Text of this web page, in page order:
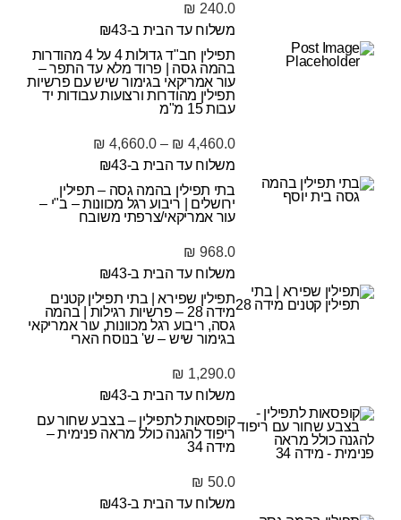
240.0
₪
משלוח עד הבית ב-₪43
תפילין חב"ד גדולות 4 על 4 מהודרות
בהמה גסה | פרוד מלא עד התפר –
עור אמריקאי בגימור שיש עם פרשיות
תפילין מהודרות ורצועות עבודות יד
עבות 15 מ"מ
4,460.0
₪
–
4,660.0
₪
משלוח עד הבית ב-₪43
בתי תפילין בהמה גסה – תפילין
ירושלים | ריבוע רגל מכוונות – ב"י –
עור אמריקאי/צרפתי משובח
968.0
₪
משלוח עד הבית ב-₪43
תפילין שפירא | בתי תפילין קטנים
מידה 28 – פרשיות רגילות | בהמה
גסה, ריבוע רגל מכוונות, עור אמריקאי
בגימור שיש – ש' בנוסח הארי
1,290.0
₪
משלוח עד הבית ב-₪43
קופסאות לתפילין – בצבע שחור עם
ריפוד להגנה כולל מראה פנימית –
מידה 34
50.0
₪
משלוח עד הבית ב-₪43